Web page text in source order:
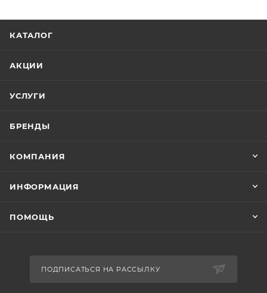
КАТАЛОГ
АКЦИИ
УСЛУГИ
БРЕНДЫ
КОМПАНИЯ
ИНФОРМАЦИЯ
ПОМОЩЬ
ПОДПИСАТЬСЯ НА РАССЫЛКУ